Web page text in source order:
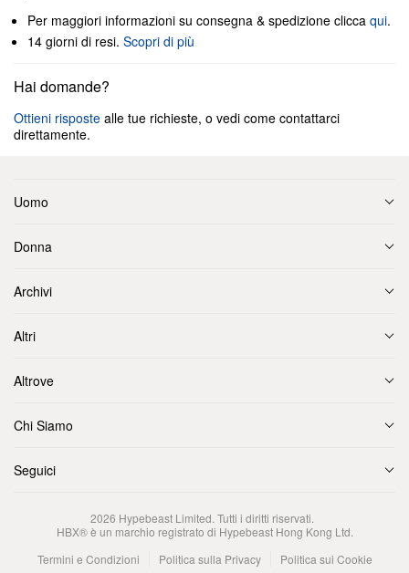
Per maggiori informazioni su consegna & spedizione clicca qui.
14 giorni di resi. Scopri di più
Hai domande?
Ottieni risposte alle tue richieste, o vedi come contattarci
direttamente.
Uomo
Donna
Archivi
Altri
Altrove
Chi Siamo
Seguici
2026 Hypebeast Limited. Tutti i diritti riservati.
HBX® è un marchio registrato di Hypebeast Hong Kong Ltd.
Termini e Condizioni
Politica sulla Privacy Politica sui Cookie